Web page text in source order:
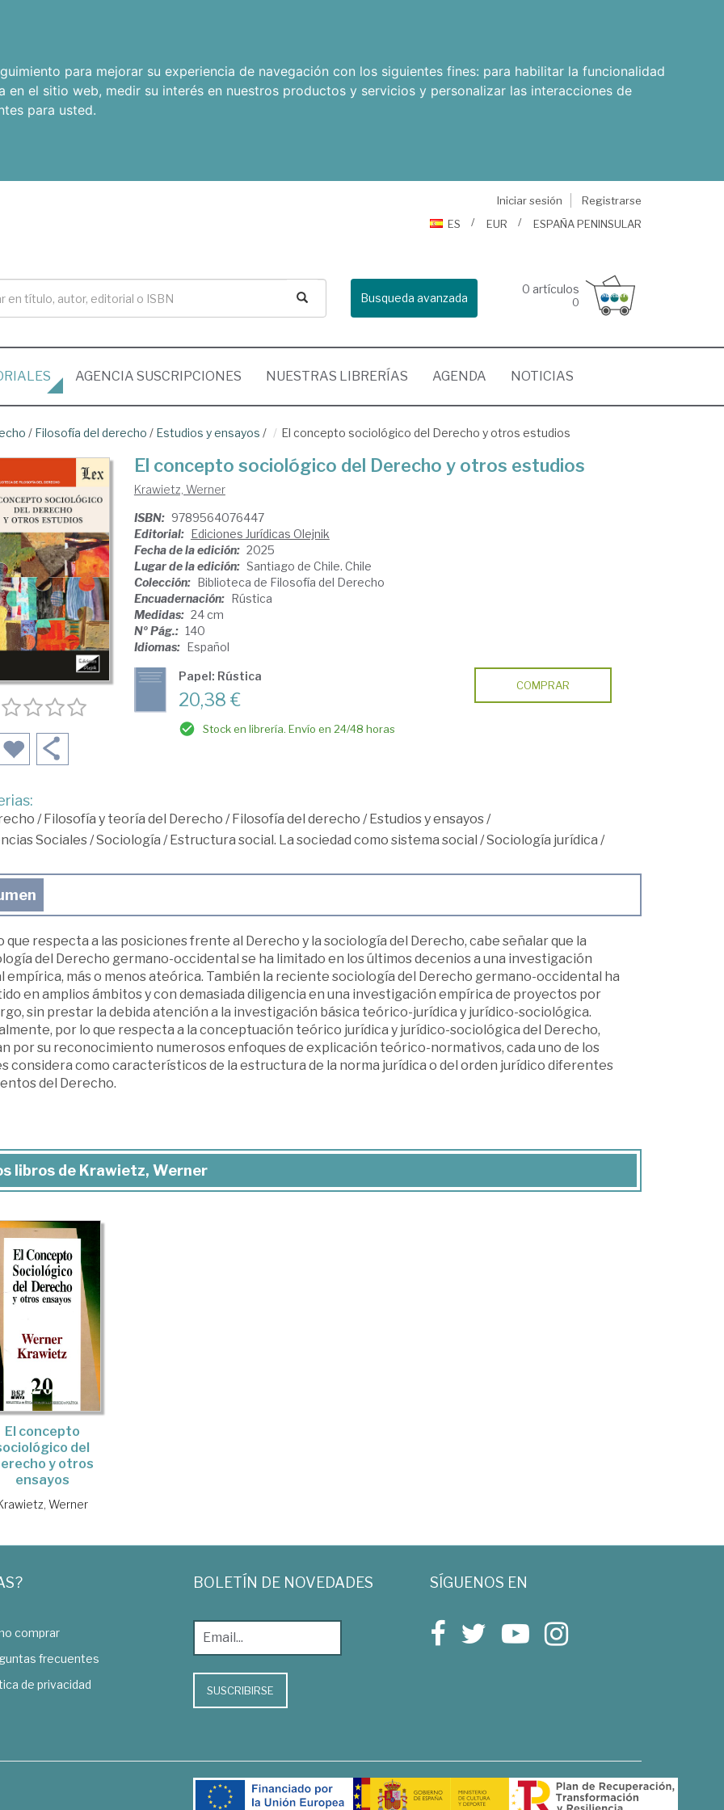
para mejorar su experiencia de navegación con los siguientes fines: para habilitar la funcionalidad
en el sitio web, medir su interés en nuestros productos y servicios y personalizar las interacciones de
para usted.
Iniciar sesión
Registrarse
ES
EUR ESPAÑA PENINSULAR
Busqueda avanzada
0 artículos
0
AGENCIA SUSCRIPCIONES NUESTRAS LIBRERÍAS AGENDA NOTICIAS
/ Filosofía del derecho / Estudios y ensayos / El concepto sociológico del Derecho y otros estudios
El concepto sociológico del Derecho y otros estudios
Krawietz, Werner
ISBN: 9789564076447
Editorial: Ediciones Jurídicas Olejnik
Fecha de la edición: 2025
Lugar de la edición: Santiago de Chile. Chile
Colección: Biblioteca de Filosofía del Derecho
Encuadernación: Rústica
Medidas: 24 cm
Nº Pág.: 140
Idiomas: Español
Papel: Rústica
20,38 €
Stock en librería. Envío en 24/48 horas
COMPRAR
/ Filosofía y teoría del Derecho / Filosofía del derecho / Estudios y ensayos/
Sociales/Sociología / Estructura social. La sociedad como sistema social /Sociología jurídica /
que respecta a las posiciones frente al Derecho y la sociología del Derecho, cabe señalar que la
del Derecho germano-occidental se ha limitado en los últimos decenios a una investigación
empírica, más o menos ateórica. También la reciente sociología del Derecho germano-occidental ha
en amplios ámbitos y con demasiada diligencia en una investigación empírica de proyectos por
sin prestar la debida atención a la investigación básica teórico-jurídica y jurídico-sociológica.
por lo que respecta a la conceptuación teórico jurídica y jurídico-sociológica del Derecho,
por su reconocimiento numerosos enfoques de explicación teórico-normativos, cada uno de los
considera como característicos de la estructura de la norma jurídica o del orden jurídico diferentes
del Derecho.
libros de Krawietz, Werner
El concepto
del
y otros
ensayos
Werner
comprar
frecuentes
de privacidad
BOLETÍN DE NOVEDADES
SUSCRIBIRSE
SÍGUENOS EN